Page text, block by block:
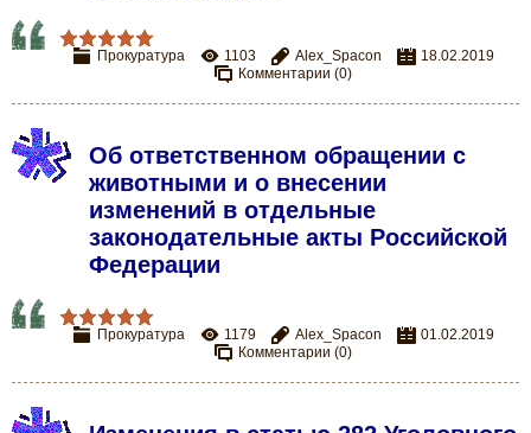
Прокуратура 1103 Alex_Spacon
18.02.2019
Комментарии (0)
Об ответственном обращении с
животными и о внесении
изменений в отдельные
законодательные акты Российской
Федерации
Прокуратура 1179 Alex_Spacon
01.02.2019
Комментарии (0)